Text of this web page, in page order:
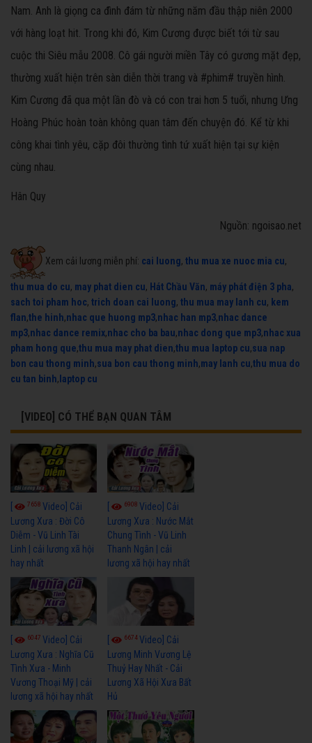
Nam. Anh là giọng ca đình đám từ những năm đầu thập niên 2000
với hàng loạt hit. Trong khi đó, Kim Cương được biết tới từ sau
cuộc thi Siêu mẫu 2008. Cô gái người miền Tây có gương mặt đẹp,
thường xuất hiện trên sàn diễn thời trang và #phim# truyền hình.
Kim Cương đã qua một lần đò và có con trai hơn 5 tuổi, nhưng Ưng
Hoàng Phúc hoàn toàn không quan tâm đến chuyện đó. Kể từ khi
công khai tình yêu, cặp đôi thường tình tứ xuất hiện tại sự kiện
cùng nhau.
Hân Quy
Nguồn: ngoisao.net
Xem cải lương miễn phí: cai luong, thu mua xe nuoc mia cu,
thu mua do cu, may phat dien cu, Hát Chầu Văn, máy phát điện 3 pha,
sach toi pham hoc, trich doan cai luong, thu mua may lanh cu, kem
flan,the hinh,nhac que huong mp3,nhac han mp3,nhac dance
mp3,nhac dance remix,nhac cho ba bau,nhac dong que mp3,nhac xua
pham hong que,thu mua may phat dien,thu mua laptop cu,sua nap
bon cau thong minh,sua bon cau thong minh,may lanh cu,thu mua do
cu tan binh, laptop cu
[VIDEO] CÓ THỂ BẠN QUAN TÂM
7658 Video] Cải
Lương Xưa : Đời Cô
Diễm - Vũ Linh Tài
Linh | cải lương xã hội
hay nhất
6908Video] Cải
Lương Xưa : Nước Mắt
Chung Tình - Vũ Linh
Thanh Ngân | cải
lương xã hội hay nhất
6047 Video] Cải
Lương Xưa : Nghĩa Cũ
Tình Xưa - Minh
Vương Thoại Mỹ | cải
lương xã hội hay nhất
6674Video] Cải
Lương Minh Vương Lệ
Thuỷ Hay Nhất - Cải
Lương Xã Hội Xưa Bất
Hủ